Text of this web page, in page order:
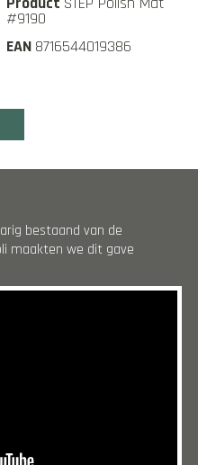
#9190
8716544019386
bestaand van de
maakten we dit gave